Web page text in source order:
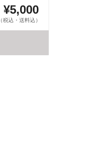
¥5,000
（税込・送料込）